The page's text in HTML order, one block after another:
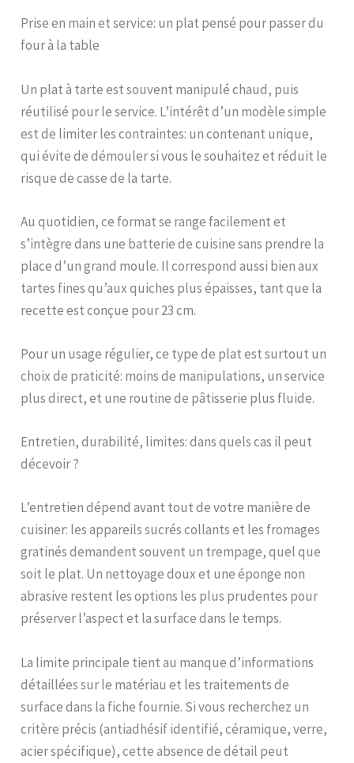
Prise en main et service: un plat pensé pour passer du
four à la table
Un plat à tarte est souvent manipulé chaud, puis
réutilisé pour le service. L’intérêt d’un modèle simple
est de limiter les contraintes: un contenant unique,
qui évite de démouler si vous le souhaitez et réduit le
risque de casse de la tarte.
Au quotidien, ce format se range facilement et
s’intègre dans une batterie de cuisine sans prendre la
place d’un grand moule. Il correspond aussi bien aux
tartes fines qu’aux quiches plus épaisses, tant que la
recette est conçue pour 23 cm.
Pour un usage régulier, ce type de plat est surtout un
choix de praticité: moins de manipulations, un service
plus direct, et une routine de pâtisserie plus fluide.
Entretien, durabilité, limites: dans quels cas il peut
décevoir ?
L’entretien dépend avant tout de votre manière de
cuisiner: les appareils sucrés collants et les fromages
gratinés demandent souvent un trempage, quel que
soit le plat. Un nettoyage doux et une éponge non
abrasive restent les options les plus prudentes pour
préserver l’aspect et la surface dans le temps.
La limite principale tient au manque d’informations
détaillées sur le matériau et les traitements de
surface dans la fiche fournie. Si vous recherchez un
critère précis (antiadhésif identifié, céramique, verre,
acier spécifique), cette absence de détail peut